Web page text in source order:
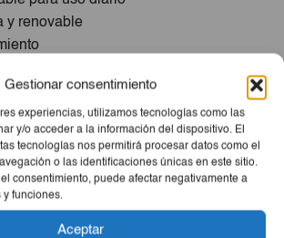
Gestionar consentimiento
experiencias, utilizamos tecnologías como las
y/o acceder a la información del dispositivo. El
tecnologías nos permitirá procesar datos como el
o las identificaciones únicas en este sitio.
consentimiento, puede afectar negativamente a
y funciones.
Aceptar
y renovable
incluida
incluida
Alimentar: